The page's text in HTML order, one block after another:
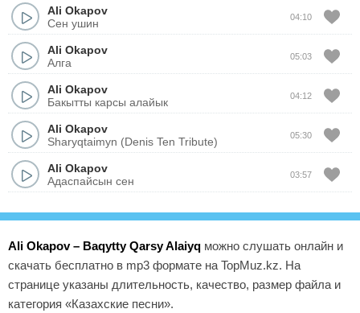
Ali Okapov
Сен ушин
04:10
Ali Okapov
Алга
05:03
Ali Okapov
Бакытты карсы алайык
04:12
Ali Okapov
Sharyqtaimyn (Denis Ten Tribute)
05:30
Ali Okapov
Адаспайсын сен
03:57
Ali Okapov – Baqytty Qarsy Alaiyq можно слушать онлайн и
скачать бесплатно в mp3 формате на TopMuz.kz. На
странице указаны длительность, качество, размер файла и
категория «Казахские песни».